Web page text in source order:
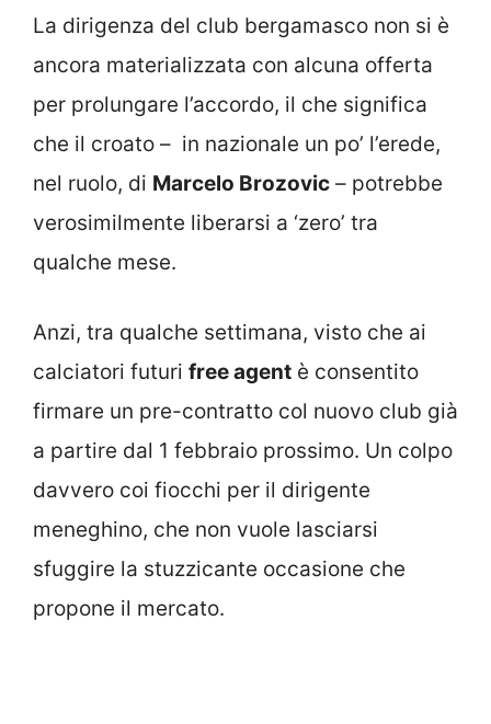
La dirigenza del club bergamasco non si è
ancora materializzata con alcuna offerta
per prolungare l’accordo, il che significa
che il croato – in nazionale un po’ l’erede,
nel ruolo, di Marcelo Brozovic – potrebbe
verosimilmente liberarsi a ‘zero’ tra
qualche mese.
Anzi, tra qualche settimana, visto che ai
calciatori futuri free agent è consentito
firmare un pre-contratto col nuovo club già
a partire dal 1 febbraio prossimo. Un colpo
davvero coi fiocchi per il dirigente
meneghino, che non vuole lasciarsi
sfuggire la stuzzicante occasione che
propone il mercato.